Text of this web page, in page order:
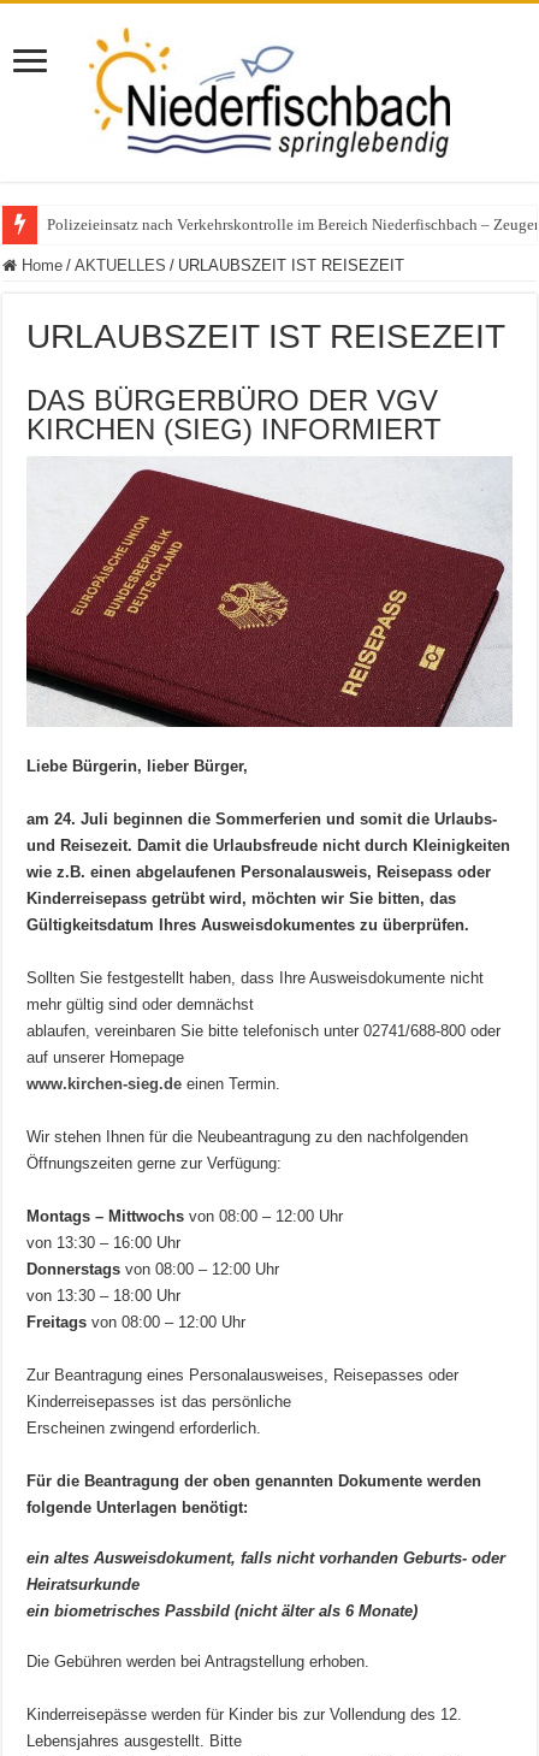
Polizeieinsatz nach Verkehrskontrolle im Bereich Niederfischbach –
Home / AKTUELLES / URLAUBSZEIT IST REISEZEIT
URLAUBSZEIT IST REISEZEIT
DAS BÜRGERBÜRO DER VGV
KIRCHEN (SIEG) INFORMIERT
Liebe Bürgerin, lieber Bürger,
am 24. Juli beginnen die Sommerferien und somit die Urlaubs-
und Reisezeit. Damit die Urlaubsfreude nicht durch Kleinigkeiten
wie z.B. einen abgelaufenen Personalausweis, Reisepass oder
Kinderreisepass getrübt wird, möchten wir Sie bitten, das
Gültigkeitsdatum Ihres Ausweisdokumentes zu überprüfen.
Sollten Sie festgestellt haben, dass Ihre Ausweisdokumente nicht
mehr gültig sind oder demnächst
ablaufen, vereinbaren Sie bitte telefonisch unter 02741/688-800 oder
auf unserer Homepage
www.kirchen-sieg.de einen Termin.
Wir stehen Ihnen für die Neubeantragung zu den nachfolgenden
Öffnungszeiten gerne zur Verfügung:
Montags – Mittwochs von 08:00 – 12:00 Uhr
von 13:30 – 16:00 Uhr
Donnerstags von 08:00 – 12:00 Uhr
von 13:30 – 18:00 Uhr
Freitagsvon 08:00 – 12:00 Uhr
Zur Beantragung eines Personalausweises, Reisepasses oder
Kinderreisepasses ist das persönliche
Erscheinen zwingend erforderlich.
Für die Beantragung der oben genannten Dokumente werden
folgende Unterlagen benötigt:
ein altes Ausweisdokument, falls nicht vorhanden Geburts- oder
Heiratsurkunde
ein biometrisches Passbild (nicht älter als 6 Monate)
Die Gebühren werden bei Antragstellung erhoben.
Kinderreisepässe werden für Kinder bis zur Vollendung des 12.
Lebensjahres ausgestellt. Bitte